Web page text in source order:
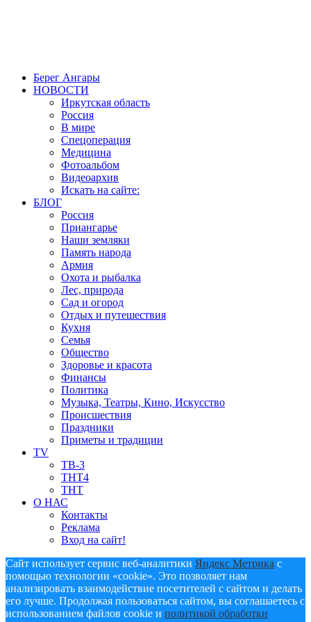
Берег Ангары
НОВОСТИ
Иркутская область
Россия
В мире
Спецоперация
Медицина
Фотоальбом
Видеоархив
Искать на сайте:
БЛОГ
Россия
Приангарье
Наши земляки
Память народа
Армия
Охота и рыбалка
Лес, природа
Сад и огород
Отдых и путешествия
Кухня
Семья
Общество
Здоровье и красота
Финансы
Политика
Музыка, Театры, Кино, Искусство
Происшествия
Праздники
Приметы и традиции
TV
ТВ-3
ТНТ4
ТНТ
О НАС
Контакты
Реклама
Вход на сайт!
Сайт использует сервис веб-аналитики Яндекс Метрика с
помощью технологии «cookie». Это позволяет нам
анализировать взаимодействие посетителей с сайтом и делать
его лучше. Продолжая пользоваться сайтом, вы соглашаетесь с
использованием файлов cookie и политикой обработки